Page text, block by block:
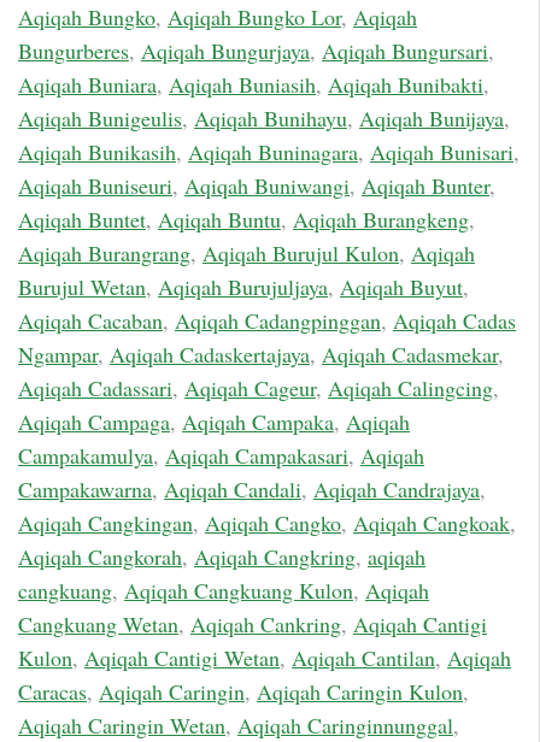
Aqiqah Bungko, Aqiqah Bungko Lor, Aqiqah
Bungurberes, Aqiqah Bungurjaya, Aqiqah Bungursari,
Aqiqah Buniara, Aqiqah Buniasih, Aqiqah Bunibakti,
Aqiqah Bunigeulis, Aqiqah Bunihayu, Aqiqah Bunijaya,
Aqiqah Bunikasih, Aqiqah Buninagara, Aqiqah Bunisari,
Aqiqah Buniseuri, Aqiqah Buniwangi, Aqiqah Bunter,
Aqiqah Buntet, Aqiqah Buntu, Aqiqah Burangkeng,
Aqiqah Burangrang, Aqiqah Burujul Kulon, Aqiqah
Burujul Wetan, Aqiqah Burujuljaya, Aqiqah Buyut,
Aqiqah Cacaban, Aqiqah Cadangpinggan, Aqiqah Cadas
Ngampar, Aqiqah Cadaskertajaya, Aqiqah Cadasmekar,
Aqiqah Cadassari, Aqiqah Cageur, Aqiqah Calingcing,
Aqiqah Campaga, Aqiqah Campaka, Aqiqah
Campakamulya, Aqiqah Campakasari, Aqiqah
Campakawarna, Aqiqah Candali, Aqiqah Candrajaya,
Aqiqah Cangkingan, Aqiqah Cangko, Aqiqah Cangkoak,
Aqiqah Cangkorah, Aqiqah Cangkring, aqiqah
cangkuang, Aqiqah Cangkuang Kulon, Aqiqah
Cangkuang Wetan, Aqiqah Cankring, Aqiqah Cantigi
Kulon, Aqiqah Cantigi Wetan, Aqiqah Cantilan, Aqiqah
Caracas, Aqiqah Caringin, Aqiqah Caringin Kulon,
Aqiqah Caringin Wetan, Aqiqah Caringinnunggal,